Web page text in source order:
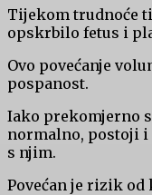
Tijekom trudnoće
opskrbilo fetus i
Ovo povećanje
pospanost.
Iako prekomjerno
normalno, postoji
s njim.
Povećan je rizik